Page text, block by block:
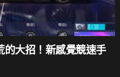
大招！新感覺競速手